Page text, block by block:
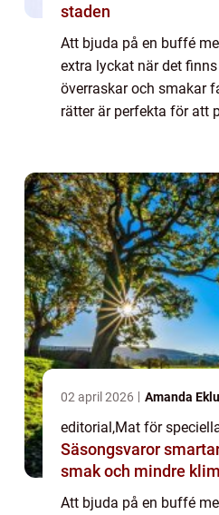
staden
Att bjuda på en buffé
extra lyckat när det
överraskar och smakar
rätter är perfekta för att
02 april 2026 Amanda
editorial,Mat för
Säsongsvaror smartare mat med mer
smak och mindre
Att bjuda på en buffé